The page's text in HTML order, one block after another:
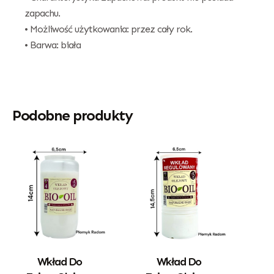
zapachu.
• Możliwość użytkowania: przez cały rok.
• Barwa: biała
Podobne produkty
Wkład Do
Wkład Do